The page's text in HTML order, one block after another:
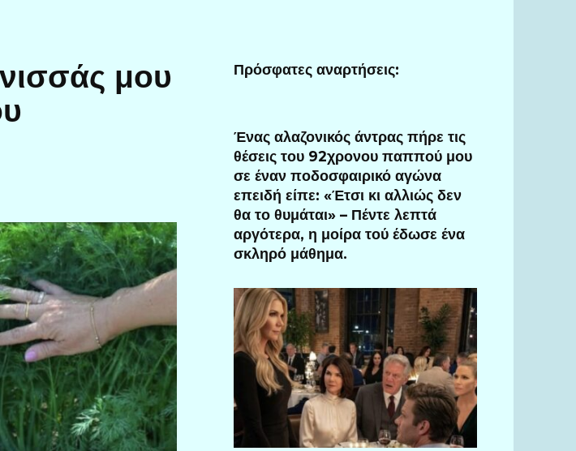
μου
Πρόσφατες αναρτήσεις:
Ένας αλαζονικός άντρας πήρε τις
θέσεις του 92χρονου παππού μου
σε έναν ποδοσφαιρικό αγώνα
επειδή είπε: «Έτσι κι αλλιώς δεν
θα το θυμάται» – Πέντε λεπτά
αργότερα, η μοίρα τού έδωσε ένα
σκληρό μάθημα.